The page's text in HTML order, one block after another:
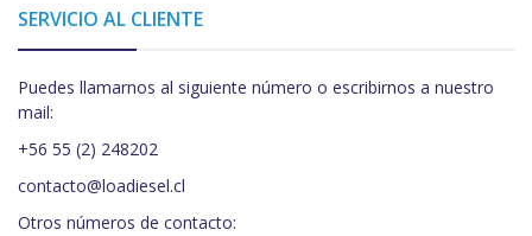
SERVICIO AL CLIENTE
Puedes llamarnos al siguiente número o escribirnos a nuestro
mail:
+56 55 (2) 248202
contacto@loadiesel.cl
Otros números de contacto: